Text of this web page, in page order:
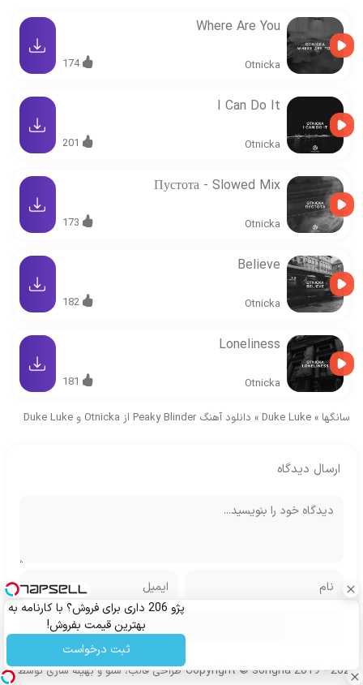
Where Are You
Otnicka
174
I Can Do It
Otnicka
201
Пустота - Slowed Mix
Otnicka
173
Believe
Otnicka
182
Loneliness
Otnicka
181
سانگها »
Duke Luke
» دانلود آهنگ Peaky Blinder از Otnicka و Duke Luke
ارسال دیدگاه
پژو 206 داری برای فروش؟ با کارنامه به
بهترین قیمت بفروش!
ثبت درخواست
Copyright © songha 2019 - 2024 طراحی قالب، سئو و بهینه سازی توسط